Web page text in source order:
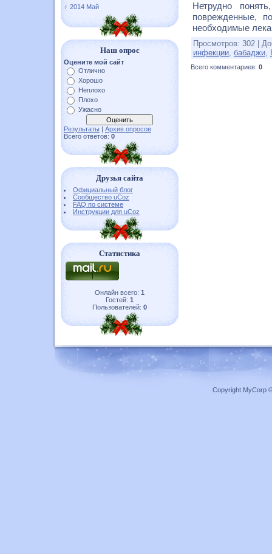
2014 Май
Наш опрос
Оцените мой сайт
Отлично
Хорошо
Неплохо
Плохо
Ужасно
Результаты | Архив опросов
Всего ответов: 0
Друзья сайта
Официальный блог
Сообщество uCoz
FAQ по системе
Инструкции для uCoz
Статистика
Онлайн всего: 1
Гостей: 1
Пользователей: 0
Нетрудно
поврежденные,
необходимые
Просмотров: 302
инфекции, бабаджи,
Всего комментариев: 0
Copyright MyCorp